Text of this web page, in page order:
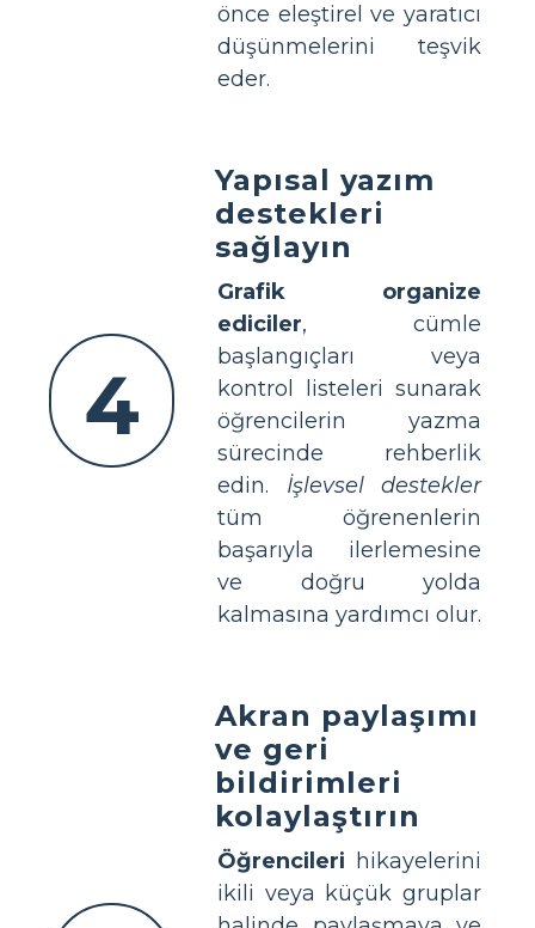
önce eleştirel ve yaratıcı
düşünmelerini teşvik
eder.
4
Yapısal yazım
destekleri
sağlayın
Grafik organize
ediciler, cümle
başlangıçları veya
kontrol listeleri sunarak
öğrencilerin yazma
sürecinde rehberlik
edin. İşlevsel destekler
tüm öğrenenlerin
başarıyla ilerlemesine
ve doğru yolda
kalmasına yardımcı olur.
Akran paylaşımı
ve geri
bildirimleri
kolaylaştırın
Öğrencileri hikayelerini
ikili veya küçük gruplar